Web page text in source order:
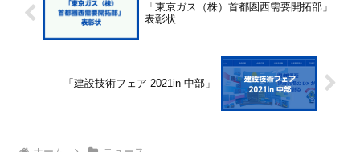
「東京ガス（株）首都圏西需要開拓部」
表彰状
「建設技術フェア 2021in 中部」